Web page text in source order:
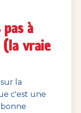
à
(la vraie
la
c'est une
bonne